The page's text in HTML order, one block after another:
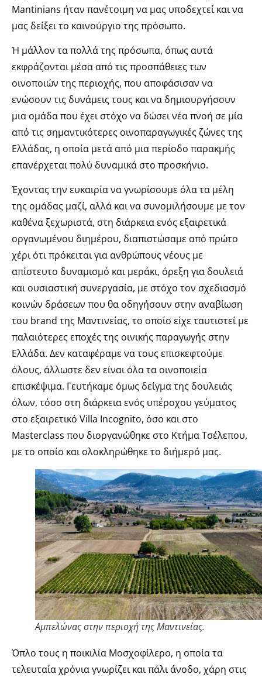
Mantinians ήταν πανέτοιμη να μας υποδεχτεί και να
μας δείξει το καινούργιο της πρόσωπο.
Ή μάλλον τα πολλά της πρόσωπα, όπως αυτά
εκφράζονται μέσα από τις προσπάθειες των
οινοποιών της περιοχής, που αποφάσισαν να
ενώσουν τις δυνάμεις τους και να δημιουργήσουν
μια ομάδα που έχει στόχο να δώσει νέα πνοή σε μία
από τις σημαντικότερες οινοπαραγωγικές ζώνες της
Ελλάδας, η οποία μετά από μια περίοδο παρακμής
επανέρχεται πολύ δυναμικά στο προσκήνιο.
Έχοντας την ευκαιρία να γνωρίσουμε όλα τα μέλη
της ομάδας μαζί, αλλά και να συνομιλήσουμε με τον
καθένα ξεχωριστά, στη διάρκεια ενός εξαιρετικά
οργανωμένου διημέρου, διαπιστώσαμε από πρώτο
χέρι ότι πρόκειται για ανθρώπους νέους με
απίστευτο δυναμισμό και μεράκι, όρεξη για δουλειά
και ουσιαστική συνεργασία, με στόχο τον σχεδιασμό
κοινών δράσεων που θα οδηγήσουν στην αναβίωση
του brand της Μαντινείας, το οποίο είχε ταυτιστεί με
παλαιότερες εποχές της οινικής παραγωγής στην
Ελλάδα. Δεν καταφέραμε να τους επισκεφτούμε
όλους, άλλωστε δεν είναι όλα τα οινοποιεία
επισκέψιμα. Γευτήκαμε όμως δείγμα της δουλειάς
όλων, τόσο στη διάρκεια ενός υπέροχου γεύματος
στο εξαιρετικό Villa Incognito, όσο και στο
Masterclass που διοργανώθηκε στο Κτήμα Τσέλεπου,
με το οποίο και ολοκληρώθηκε το διήμερό μας.
Αμπελώνας στην περιοχή της Μαντινείας.
Όπλο τους η ποικιλία Μοσχοφίλερο, η οποία τα
τελευταία χρόνια γνωρίζει και πάλι άνοδο, χάρη στις